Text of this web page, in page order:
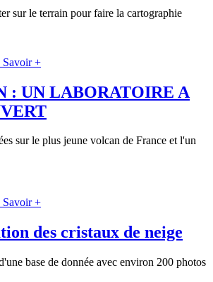
sur le terrain pour faire la cartographie
Savoir +
: UN LABORATOIRE A
sur le plus jeune volcan de France et l'un
Savoir +
des cristaux de neige
base de donnée avec environ 200 photos